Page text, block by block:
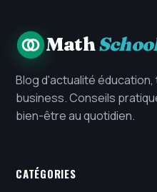
Math
Blog d'actualité éducation,
business. Conseils
bien-être au quotidien.
CATÉGORIES